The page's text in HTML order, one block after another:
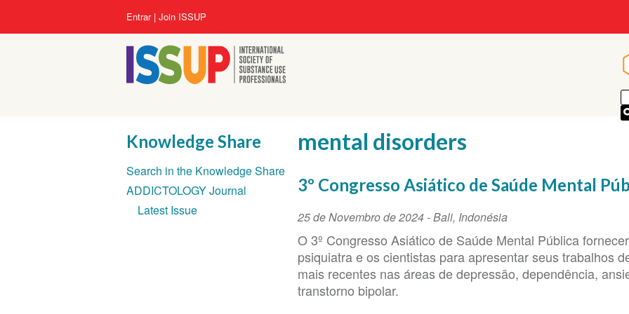
Menu
da
conta
do
usuário
Entrar Join ISSUP
mental disorders
3º Congresso Asiático de Saúde Mental
Data
do
evento
25 de Novembro de 2024 -Bali, Indonésia
O 3º Congresso Asiático de Saúde Mental Pública
psiquiatra e os cientistas para apresentar seus trabalhos
mais recentes nas áreas de depressão, dependência,
transtorno bipolar.
Knowledge Share
Seção
de
Navegação
Search in the Knowledge Share
ADDICTOLOGY Journal
Latest Issue